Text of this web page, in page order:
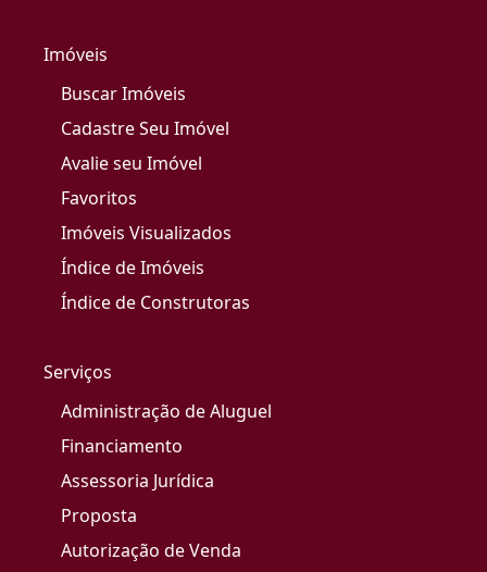
Imóveis
Buscar Imóveis
Cadastre Seu Imóvel
Avalie seu Imóvel
Favoritos
Imóveis Visualizados
Índice de Imóveis
Índice de Construtoras
Serviços
Administração de Aluguel
Financiamento
Assessoria Jurídica
Proposta
Autorização de Venda